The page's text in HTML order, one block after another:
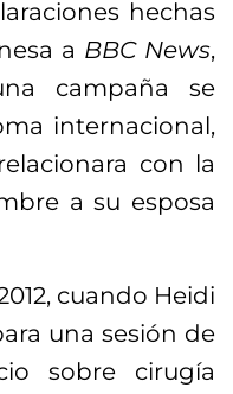
hechas
a BBC News,
campaña se
internacional,
con la
a su esposa
cuando Heidi
una sesión de
sobre cirugía